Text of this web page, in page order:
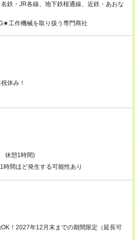
・JR各線、地下鉄桜通線、近鉄・あおな
工作機械を取り扱う専門商社
休み！
休憩1時間)
時間ほど発生する可能性あり
！2027年12月末までの期間限定（延長可